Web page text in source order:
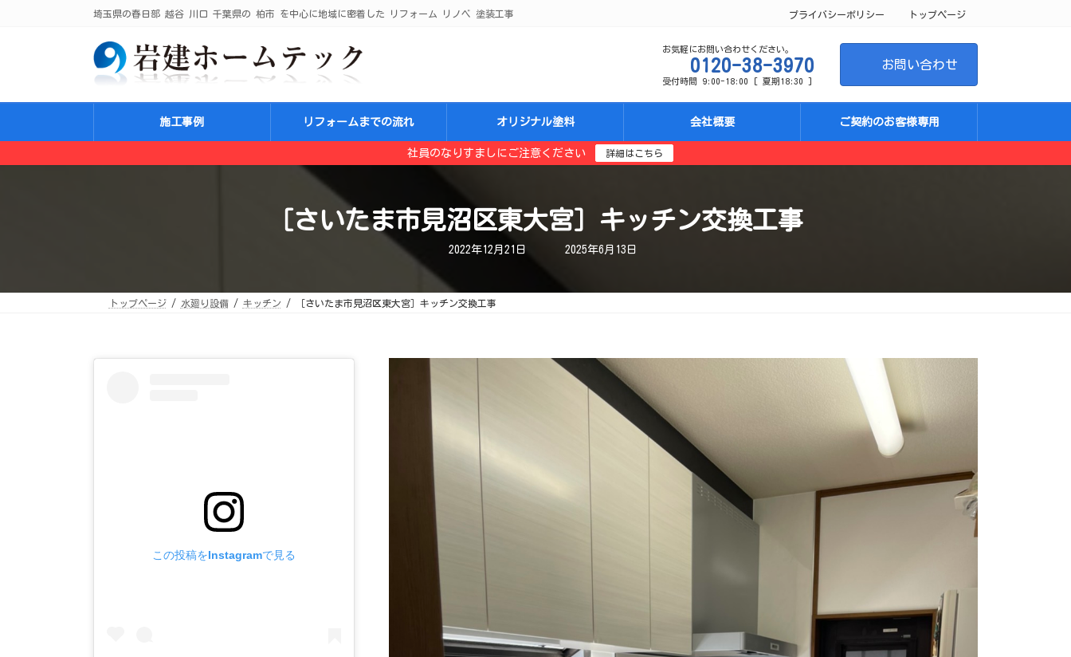
埼玉県の春日部 越谷 川口 千葉県の 柏市 を中心に地域に密着した リフォーム リノベ 塗装工事 プライバシーポリシー トップページ
お気軽にお問い合わせください。
0120-38-3970
受付時間 9:00-18:00 [ 夏期18:30 ]
お問い合わせ
施工事例 リフォームまでの流れ オリジナル塗料 会社概要 ご契約のお客様専用
社員のなりすましにご注意ください 詳細はこちら
［さいたま市見沼区東大宮］キッチン交換工事
2022年12月21日
最
日
2025年6月13日
トップページ 水廻り設備 キッチン ［さいたま市見沼区東大宮］キッチン交換工事
この投稿をInstagramで見る